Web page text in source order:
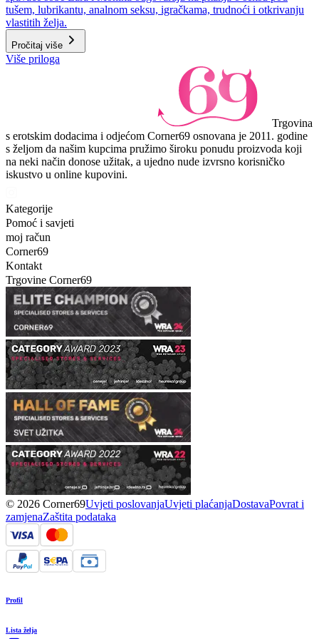
tušem, lubrikantu, analnom seksu, igračkama, trudnoći i otkrivanju
vlastitih želja.
Pročitaj više
Više priloga
Trgovina
s erotskim dodacima i odjećom Corner69 osnovana je 2011. godine
s željom da našim kupcima pružimo široku ponudu proizvoda koji
na neki način donose užitak, a ujedno nude izvrsno korisničko
iskustvo u online kupovini.
Kategorije
Pomoć i savjeti
moj račun
Corner69
Kontakt
Trgovine Corner69
© 2026 Corner69Uvjeti poslovanjaUvjeti plaćanjaDostavaPovrat i
zamjenaZaštita podataka
Profil
Lista želja